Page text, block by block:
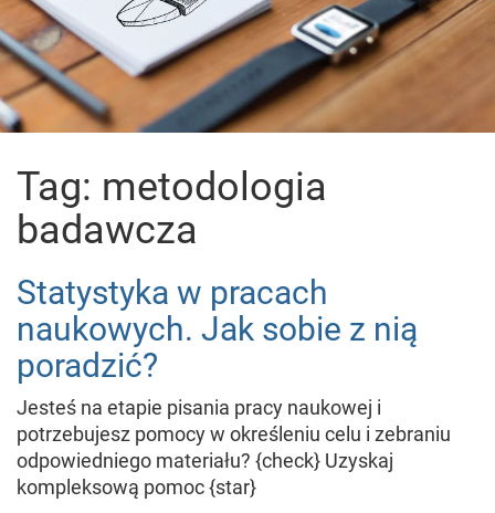
Tag: metodologia
badawcza
Statystyka w pracach
naukowych. Jak sobie z nią
poradzić?
Jesteś na etapie pisania pracy naukowej i
potrzebujesz pomocy w określeniu celu i zebraniu
odpowiedniego materiału? {check} Uzyskaj
kompleksową pomoc {star}